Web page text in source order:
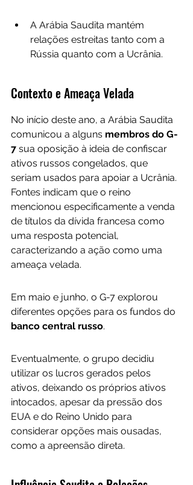
A Arábia Saudita mantém
relações estreitas tanto com a
Rússia quanto com a Ucrânia.
Contexto e Ameaça Velada
No início deste ano, a Arábia Saudita
comunicou a alguns membros do G-
7 sua oposição à ideia de confiscar
ativos russos congelados, que
seriam usados para apoiar a Ucrânia.
Fontes indicam que o reino
mencionou especificamente a venda
de títulos da dívida francesa como
uma resposta potencial,
caracterizando a ação como uma
ameaça velada.
Em maio e junho, o G-7 explorou
diferentes opções para os fundos do
banco central russo.
Eventualmente, o grupo decidiu
utilizar os lucros gerados pelos
ativos, deixando os próprios ativos
intocados, apesar da pressão dos
EUA e do Reino Unido para
considerar opções mais ousadas,
como a apreensão direta.